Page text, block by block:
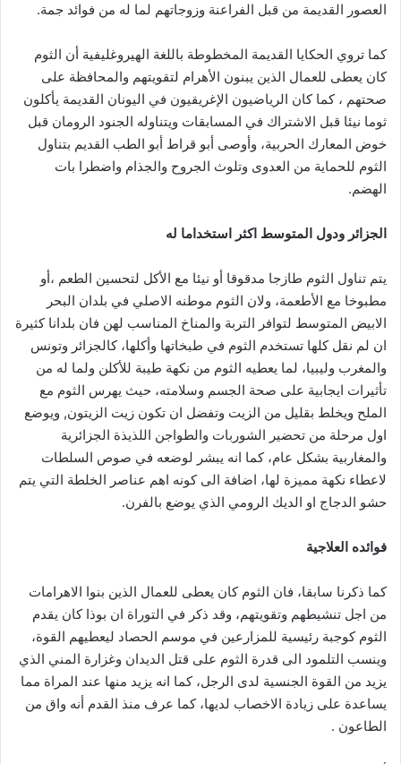
العصور القديمة من قبل الفراعنة وزوجاتهم لما له من فوائد جمة.
كما تروي الحكايا القديمة المخطوطة باللغة الهيروغليفية أن الثوم
كان يعطى للعمال الذين يبنون الأهرام لتقويتهم والمحافظة على
صحتهم ، كما كان الرياضيون الإغريقيون في اليونان القديمة يأكلون
ثوما نيئا قبل الاشتراك في المسابقات ويتناوله الجنود الرومان قبل
خوض المعارك الحربية، وأوصى أبو قراط أبو الطب القديم بتناول
الثوم للحماية من العدوى وتلوث الجروح والجذام واضطرا بات
الهضم.
الجزائر ودول المتوسط اكثر استخداما له
يتم تناول الثوم طازجا مدقوقا أو نيئا مع الأكل لتحسين الطعم ،أو
مطبوخا مع الأطعمة، ولان الثوم موطنه الاصلي في بلدان البحر
الابيض المتوسط لتوافر التربة والمناخ المناسب لهن فان بلدانا كثيرة
ان لم نقل كلها تستخدم الثوم في طبخاتها وأكلها، كالجزائر وتونس
والمغرب وليبيا، لما يعطيه الثوم من نكهة طيبة للأكلن ولما له من
تأثيرات ايجابية على صحة الجسم وسلامته، حيث يهرس الثوم مع
الملح ويخلط بقليل من الزيت وتفضل ان تكون زيت الزيتون, ويوضع
اول مرحلة من تحضير الشوربات والطواجن اللذيذة الجزائرية
والمغاربية بشكل عام، كما انه يبشر لوضعه في صوص السلطات
لاعطاء نكهة مميزة لها، اضافة الى كونه اهم عناصر الخلطة التي يتم
حشو الدجاج او الديك الرومي الذي يوضع بالفرن.
فوائده العلاجية
كما ذكرنا سابقا، فان الثوم كان يعطى للعمال الذين بنوا الاهرامات
من اجل تنشيطهم وتقويتهم، وقد ذكر في التوراة ان بوذا كان يقدم
الثوم كوجبة رئيسية للمزارعين في موسم الحصاد ليعطيهم القوة،
وينسب التلمود الى قدرة الثوم على قتل الديدان وغزارة المني الذي
يزيد من القوة الجنسية لدى الرجل، كما انه يزيد منها عند المراة مما
يساعدة على زيادة الاخصاب لديها، كما عرف منذ القدم أنه واق من
الطاعون .